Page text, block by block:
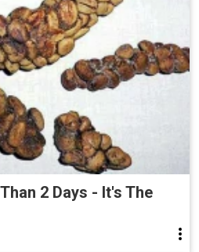
2 Days - It's The